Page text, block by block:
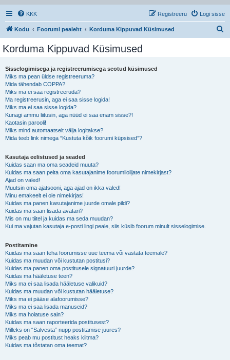
KKK Logi sisse
Registreeru
Kodu Foorumi pealeht Korduma Kippuvad Küsimused
Korduma Kippuvad Küsimused
Sisselogimisega ja registreerumisega seotud küsimused
Miks ma pean üldse registreeruma?
Mida tähendab COPPA?
Miks ma ei saa registreeruda?
Ma registreerusin, aga ei saa sisse logida!
Miks ma ei saa sisse logida?
Kunagi ammu liitusin, aga nüüd ei saa enam sisse?!
Kaotasin parooli!
Miks mind automaatselt välja logitakse?
Mida teeb link nimega “Kustuta kõik foorumi küpsised”?
Kasutaja eelistused ja seaded
Kuidas saan ma oma seadeid muuta?
Kuidas ma saan peita oma kasutajanime foorumilolijate nimekirjast?
Ajad on valed!
Muutsin oma ajatsooni, aga ajad on ikka valed!
Minu emakeelt ei ole nimekirjas!
Kuidas ma panen kasutajanime juurde omale pildi?
Kuidas ma saan lisada avatari?
Mis on mu tiitel ja kuidas ma seda muudan?
Kui ma vajutan kasutaja e-posti lingi peale, siis küsib foorum minult sisselogimise.
Postitamine
Kuidas ma saan teha foorumisse uue teema või vastata teemale?
Kuidas ma muudan või kustutan postitusi?
Kuidas ma panen oma postitusele signatuuri juurde?
Kuidas ma hääletuse teen?
Miks ma ei saa lisada hääletuse valikuid?
Kuidas ma muudan või kustutan hääletuse?
Miks ma ei pääse alafoorumisse?
Miks ma ei saa lisada manuseid?
Miks ma hoiatuse sain?
Kuidas ma saan raporteerida postitusest?
Milleks on “Salvesta” nupp postitamise juures?
Miks peab mu postitust heaks kiitma?
Kuidas ma tõstatan oma teemat?